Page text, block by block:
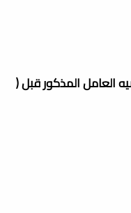
العامل المذكور قبل (